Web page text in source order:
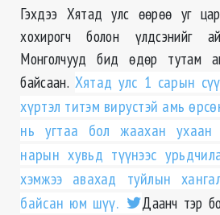
Гэхдээ Хятад улс өөрөө уг
хохирогч болон үлдсэнийг
Монголчууд бид өдөр тутам
байсаан. Хятад улс 1 сарын
хүртэл титэм вирустэй амь
нь угтаа бол жаахан ухаан
нарын хувьд түүнээс
хэмжээ авахад туйлын
байсан юм шүү.
Даанч тэр